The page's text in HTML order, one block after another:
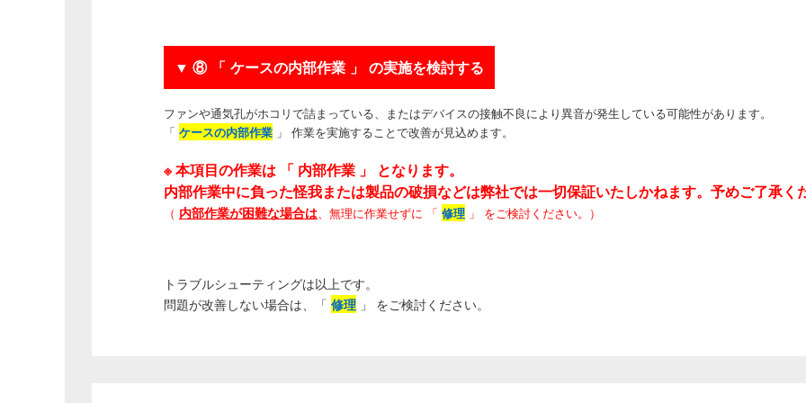
▼⑧ 「 ケースの内部作業 」 の実施を検討する
ファンや通気孔がホコリで詰まっている、またはデバイスの接触不良により異音が発生している可能性があります。
「 ケースの内部作業 」 作業を実施することで改善が見込めます。
※ 本項目の作業は 「 内部作業 」 となります。
内部作業中に負った怪我または製品の破損などは弊社では一切保証いたしかねます。予めご了承く
（ 内部作業が困難な場合は 、無理に作業せずに 「 修理 」 をご検討ください。 ）
トラブルシューティングは以上です。
問題が改善しない場合は、「 修理 」 をご検討ください。